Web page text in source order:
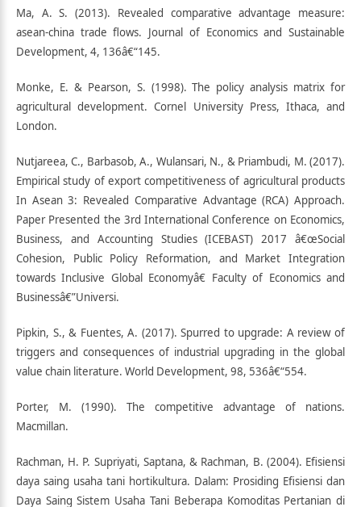
Ma, A. S. (2013). Revealed comparative advantage measure:
asean-china trade flows. Journal of Economics and Sustainable
Development, 4, 136â€“145.
Monke, E. & Pearson, S. (1998). The policy analysis matrix for
agricultural development. Cornel University Press, Ithaca, and
London.
Nutjareea, C., Barbasob, A., Wulansari, N., & Priambudi, M. (2017).
Empirical study of export competitiveness of agricultural products
In Asean 3: Revealed Comparative Advantage (RCA) Approach.
Paper Presented the 3rd International Conference on Economics,
Business, and Accounting Studies (ICEBAST) 2017 â€œSocial
Cohesion, Public Policy Reformation, and Market Integration
towards Inclusive Global Economyâ€ Faculty of Economics and
Businessâ€”Universi.
Pipkin, S., & Fuentes, A. (2017). Spurred to upgrade: A review of
triggers and consequences of industrial upgrading in the global
value chain literature. World Development, 98, 536â€“554.
Porter, M. (1990). The competitive advantage of nations.
Macmillan.
Rachman, H. P. Supriyati, Saptana, & Rachman, B. (2004). Efisiensi
daya saing usaha tani hortikultura. Dalam: Prosiding Efisiensi dan
Daya Saing Sistem Usaha Tani Beberapa Komoditas Pertanian di